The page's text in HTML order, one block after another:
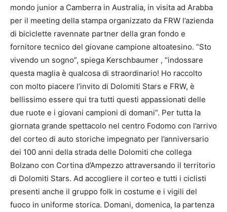
mondo junior a Camberra in Australia, in visita ad Arabba
per il meeting della stampa organizzato da FRW l’azienda
di biciclette ravennate partner della gran fondo e
fornitore tecnico del giovane campione altoatesino. “Sto
vivendo un sogno”, spiega Kerschbaumer , “indossare
questa maglia è qualcosa di straordinario! Ho raccolto
con molto piacere l’invito di Dolomiti Stars e FRW, è
bellissimo essere qui tra tutti questi appassionati delle
due ruote e i giovani campioni di domani”. Per tutta la
giornata grande spettacolo nel centro Fodomo con l’arrivo
del corteo di auto storiche impegnato per l’anniversario
dei 100 anni della strada delle Dolomiti che collega
Bolzano con Cortina d’Ampezzo attraversando il territorio
di Dolomiti Stars. Ad accogliere il corteo e tutti i ciclisti
presenti anche il gruppo folk in costume e i vigili del
fuoco in uniforme storica. Domani, domenica, la partenza